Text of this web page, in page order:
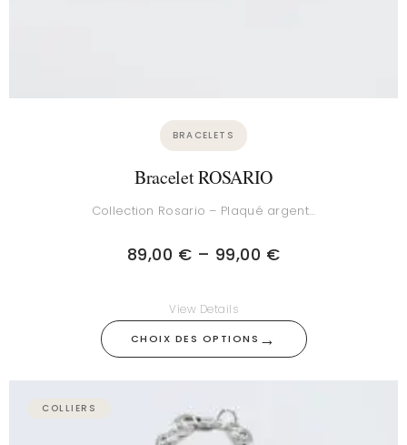
BRACELETS
Bracelet ROSARIO
Collection Rosario – Plaqué argent…
89,00 € – 99,00 €
CHOIX DES OPTIONS →
View Details
COLLIERS
de
prix :